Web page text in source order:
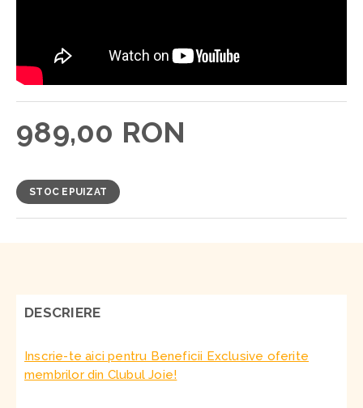
989,00 RON
STOC EPUIZAT
DESCRIERE
Inscrie-te aici pentru Beneficii Exclusive oferite
membrilor din Clubul Joie!